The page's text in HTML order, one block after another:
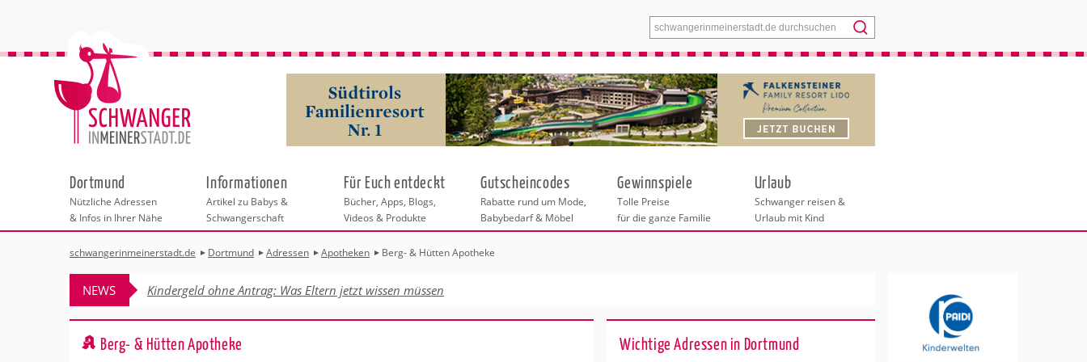
Menü
Dortmund
Nützliche Adressen
& Infos in Ihrer Nähe
Städteauswahl
Adressen
Hebammen
Geburtshäuser
Frauenärzte
Behördengänge &
Checklisten
Beratungsstellen
Kinderwunschzentren Hannover
Schwangerschaftskurse
Erste Hilfe & Beratung
Rückbildung
Shopping
Wellness & Gesundheit
Fotografie & Dienstleistungen
Informationen
Artikel zu Babys &
Schwangerschaft
Für Euch entdeckt
Bücher, Apps, Blogs,
Videos & Produkte
Gutscheincodes
Rabatte rund um Mode,
Babybedarf & Möbel
Gewinnspiele
Tolle Preise
für die ganze Familie
Urlaub
Schwanger reisen &
Urlaub mit Kind
schwangerinmeinerstadt.de Dortmund Adressen Apotheken Berg- & Hütten Apotheke
NEWS Kindergeld ohne Antrag: Was Eltern jetzt wissen müssen
Berg- & Hütten Apotheke Wichtige Adressen in Dortmund